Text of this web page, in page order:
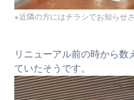
※近隣の方にはチラシでお知らせ
リニューアル前の時から数
ていたそうです。